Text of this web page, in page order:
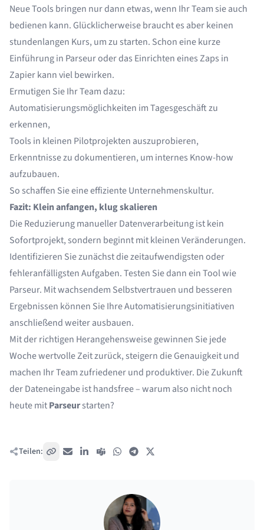
Neue Tools bringen nur dann etwas, wenn Ihr Team sie auch
bedienen kann. Glücklicherweise braucht es aber keinen
stundenlangen Kurs, um zu starten. Schon eine kurze
Einführung in Parseur oder das Einrichten eines Zaps in
Zapier kann viel bewirken.
Ermutigen Sie Ihr Team dazu:
Automatisierungsmöglichkeiten im Tagesgeschäft zu
erkennen,
Tools in kleinen Pilotprojekten auszuprobieren,
Erkenntnisse zu dokumentieren, um internes Know-how
aufzubauen.
So schaffen Sie eine effiziente Unternehmenskultur.
Fazit: Klein anfangen, klug skalieren
Die Reduzierung manueller Datenverarbeitung ist kein
Sofortprojekt, sondern beginnt mit kleinen Veränderungen.
Identifizieren Sie zunächst die zeitaufwendigsten oder
fehleranfälligsten Aufgaben. Testen Sie dann ein Tool wie
Parseur. Mit wachsendem Selbstvertrauen und besseren
Ergebnissen können Sie Ihre Automatisierungsinitiativen
anschließend weiter ausbauen.
Mit der richtigen Herangehensweise gewinnen Sie jede
Woche wertvolle Zeit zurück, steigern die Genauigkeit und
machen Ihr Team zufriedener und produktiver. Die Zukunft
der Dateneingabe ist handsfree – warum also nicht noch
heute mitParseurstarten?
Teilen: Link kopieren
E-Mail LinkedIn
Teams WhatsAppTelegram